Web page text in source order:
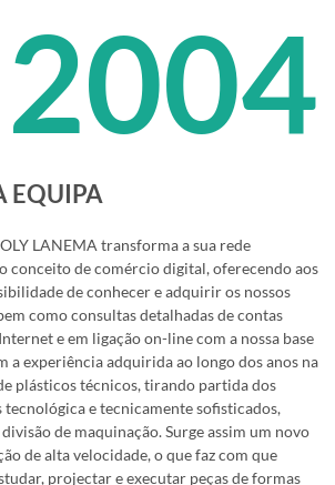
2004
EQUIPA
LANEMA transforma a sua rede
conceito de comércio digital, oferecendo aos
de conhecer e adquirir os nossos
como consultas detalhadas de contas
e em ligação on-line com a nossa base
a experiência adquirida ao longo dos anos na
plásticos técnicos, tirando partida dos
tecnológica e tecnicamente sofisticados,
de maquinação. Surge assim um novo
de alta velocidade, o que faz com que
projectar e executar peças de formas